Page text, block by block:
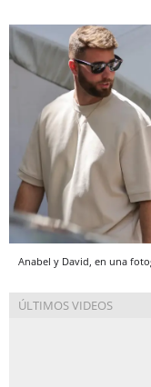
Anabel y David, en una